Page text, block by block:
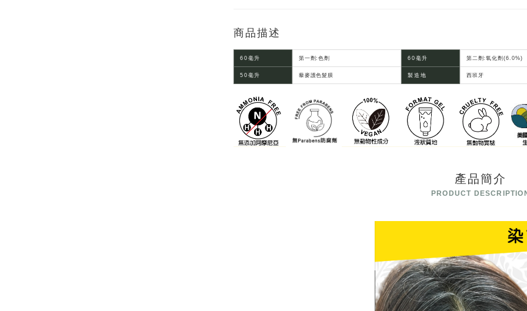
商品描述
60毫升 第一劑:色劑 60毫升 第二劑:氧化劑(6.0%)
50毫升 藜麥護色髮膜 製造地 西班牙
產品簡介
PRODUCT